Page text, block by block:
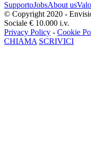
SupportoJobsAbout us
© Copyright 2020 -
Sociale € 10.000 i.v.
Privacy Policy - Cookie
CHIAMA SCRIVICI